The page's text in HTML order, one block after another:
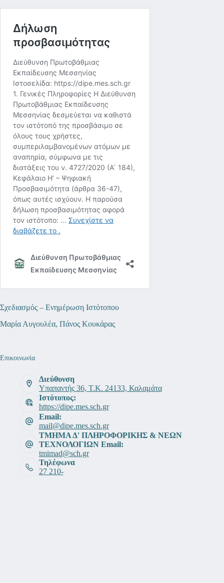
Σχεδιασμός – Ενημέρωση Ιστότοπου
Μαρία Αυγουλέα, Πάνος Κουκάρας
Επικοινωνία
Διεύθυνση
Υπαπαντής 36, Τ.Κ. 24133, Καλαμάτα
Ιστότοπος:
https://dipe.mes.sch.gr
Email:
mail@dipe.mes.sch.gr
ΤΜΗΜΑ Δ' ΠΛΗΡΟΦΟΡΙΚΗΣ & ΝΕΩΝ
ΤΕΧΝΟΛΟΓΙΩΝ Email:
tmimad@sch.gr
Τηλέφωνα
27 210-